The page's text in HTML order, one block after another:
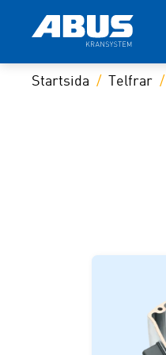
Startsida Telfrar